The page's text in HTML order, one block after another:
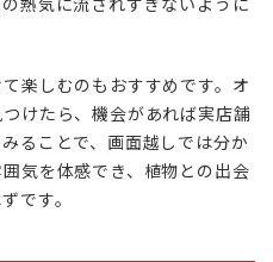
楽しむのもおすすめです。オ
けたら、機会があれば実店舗
ることで、画面越しでは分か
気を体感でき、植物との出会
です。